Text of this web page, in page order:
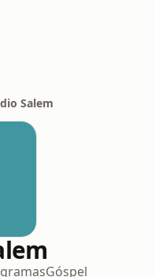
Salem
Góspel